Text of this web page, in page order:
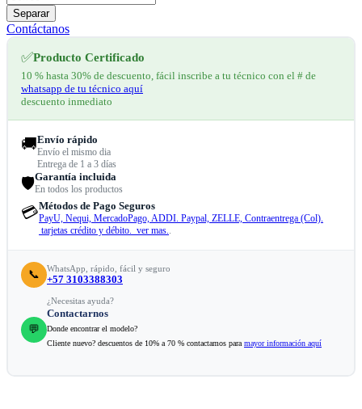
Separar
Contáctanos
✅Producto Certificado
10 % hasta 30% de descuento, fácil inscribe a tu técnico con el # de
whatsapp de tu técnico aquí
descuento inmediato
🚚Envío rápido
Envío el mismo dia
Entrega de 1 a 3 días
🛡️Garantía incluida
En todos los productos
💳Métodos de Pago Seguros
PayU, Nequi, MercadoPago, ADDI. Paypal, ZELLE, Contraentrega (Col).
tarjetas crédito y débito. ver mas..
📞 WhatsApp, rápido, fácil y seguro
+57 3103388303
💬
¿Necesitas ayuda?
Contactarnos
Donde encontrar el modelo?
Cliente nuevo? descuentos de 10% a 70 % contactamos para mayor información aquí